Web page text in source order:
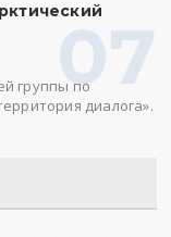
07
группы по
диалога».